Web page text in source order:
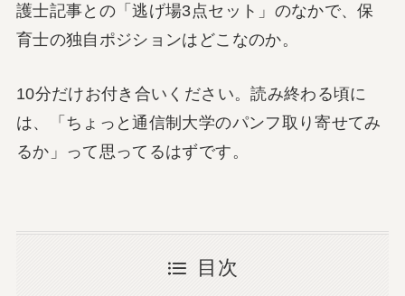
護士記事との「逃げ場3点セット」のなかで、保
育士の独自ポジションはどこなのか。
10分だけお付き合いください。読み終わる頃に
は、「ちょっと通信制大学のパンフ取り寄せてみ
るか」って思ってるはずです。
目次